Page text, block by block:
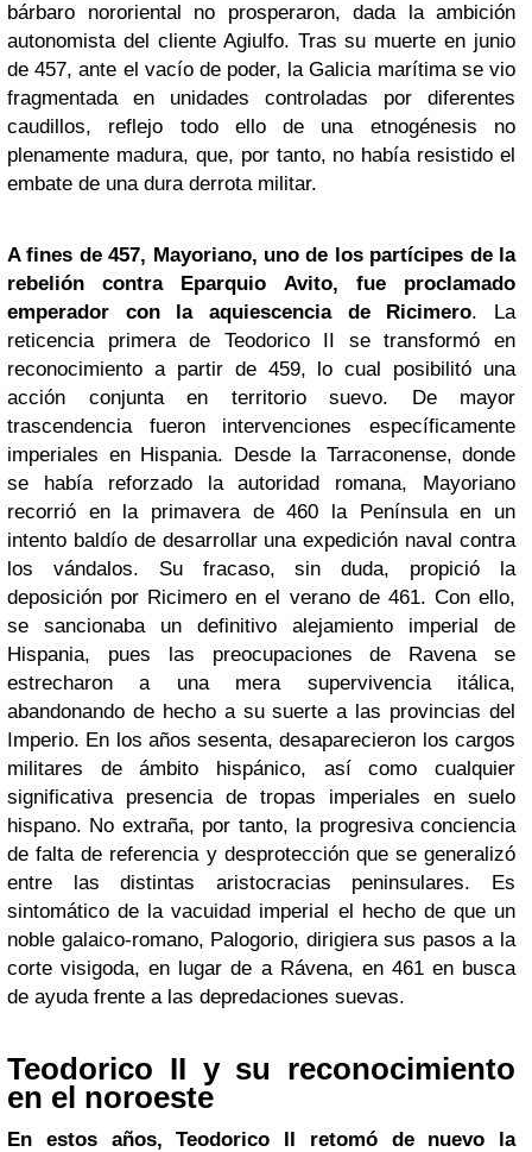
bárbaro nororiental no prosperaron, dada la ambición
autonomista del cliente Agiulfo. Tras su muerte en junio
de 457, ante el vacío de poder, la Galicia marítima se vio
fragmentada en unidades controladas por diferentes
caudillos, reflejo todo ello de una etnogénesis no
plenamente madura, que, por tanto, no había resistido el
embate de una dura derrota militar.
A fines de 457, Mayoriano, uno de los partícipes de la
rebelión contra Eparquio Avito, fue proclamado
emperador con la aquiescencia de Ricimero. La
reticencia primera de Teodorico II se transformó en
reconocimiento a partir de 459, lo cual posibilitó una
acción conjunta en territorio suevo. De mayor
trascendencia fueron intervenciones específicamente
imperiales en Hispania. Desde la Tarraconense, donde
se había reforzado la autoridad romana, Mayoriano
recorrió en la primavera de 460 la Península en un
intento baldío de desarrollar una expedición naval contra
los vándalos. Su fracaso, sin duda, propició la
deposición por Ricimero en el verano de 461. Con ello,
se sancionaba un definitivo alejamiento imperial de
Hispania, pues las preocupaciones de Ravena se
estrecharon a una mera supervivencia itálica,
abandonando de hecho a su suerte a las provincias del
Imperio. En los años sesenta, desaparecieron los cargos
militares de ámbito hispánico, así como cualquier
significativa presencia de tropas imperiales en suelo
hispano. No extraña, por tanto, la progresiva conciencia
de falta de referencia y desprotección que se generalizó
entre las distintas aristocracias peninsulares. Es
sintomático de la vacuidad imperial el hecho de que un
noble galaico-romano, Palogorio, dirigiera sus pasos a la
corte visigoda, en lugar de a Rávena, en 461 en busca
de ayuda frente a las depredaciones suevas.
Teodorico II y su reconocimiento
en el noroeste
En estos años, Teodorico II retomó de nuevo la